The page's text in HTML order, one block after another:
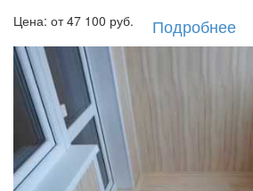
Цена: от47 100 руб. Подробнее